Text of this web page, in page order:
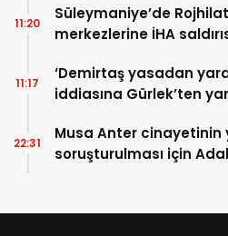
Süleymaniye’de
merkezlerine İHA
11:20
‘Demirtaş yasadan
iddiasına Gürlek’ten
11:17
Musa Anter cinayetinin
soruşturulması için
22:31